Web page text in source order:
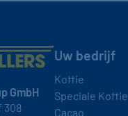
GmbH
308
Uw bedrijf
Koffie
Speciale Koffie
Cacao